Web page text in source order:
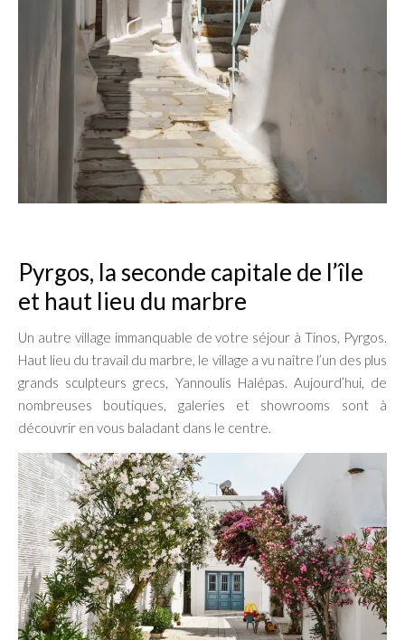
Pyrgos, la seconde capitale de l’île
et haut lieu du marbre
Un autre village immanquable de votre séjour à Tinos, Pyrgos.
Haut lieu du travail du marbre, le village a vu naître l’un des plus
grands sculpteurs grecs, Yannoulis Halépas. Aujourd’hui, de
nombreuses boutiques, galeries et showrooms sont à
découvrir en vous baladant dans le centre.